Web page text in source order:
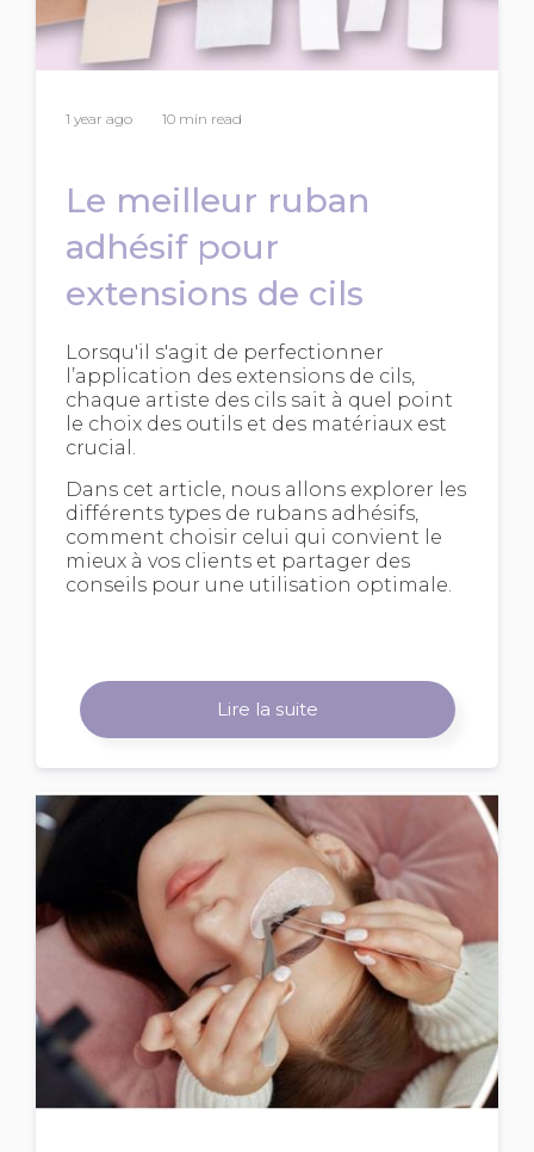
1 year ago 10 min read
Le meilleur ruban
adhésif pour
extensions de cils
Lorsqu'il s'agit de perfectionner
l’application des extensions de cils,
chaque artiste des cils sait à quel point
le choix des outils et des matériaux est
crucial.
Dans cet article, nous allons explorer les
différents types de rubans adhésifs,
comment choisir celui qui convient le
mieux à vos clients et partager des
conseils pour une utilisation optimale.
Lire la suite